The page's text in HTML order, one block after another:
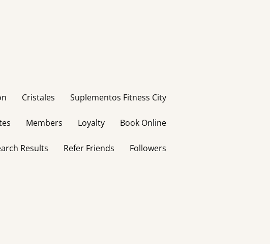
Cristales Suplementos Fitness City
Members Loyalty Book Online
Results Refer Friends Followers